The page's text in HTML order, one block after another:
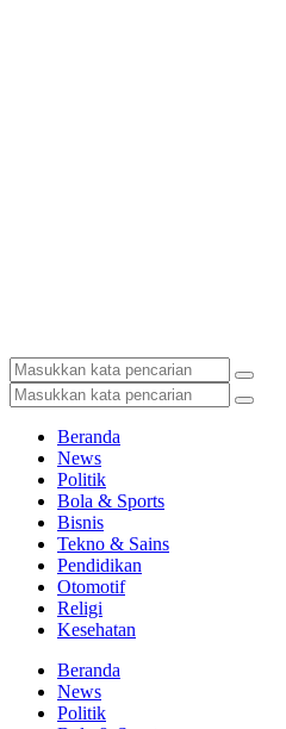
Beranda
News
Politik
Bola & Sports
Bisnis
Tekno & Sains
Pendidikan
Otomotif
Religi
Kesehatan
Beranda
News
Politik